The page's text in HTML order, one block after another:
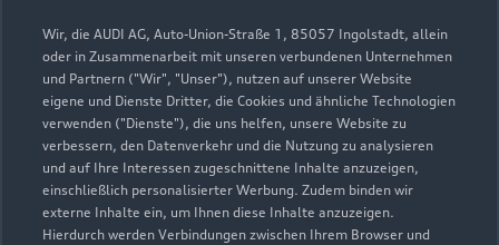
Wir, die AUDI AG, Auto-Union-Straße 1, 85057 Ingolstadt, allein
oder in Zusammenarbeit mit unseren verbundenen Unternehmen
und Partnern ("Wir", "Unser"), nutzen auf unserer Website
eigene und Dienste Dritter, die Cookies und ähnliche Technologien
verwenden ("Dienste"), die uns helfen, unsere Website zu
verbessern, den Datenverkehr und die Nutzung zu analysieren
und auf Ihre Interessen zugeschnittene Inhalte anzuzeigen,
einschließlich personalisierter Werbung. Zudem binden wir
externe Inhalte ein, um Ihnen diese Inhalte anzuzeigen.
Hierdurch werden Verbindungen zwischen Ihrem Browser und